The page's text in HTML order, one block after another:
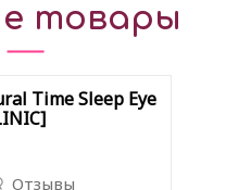
товары
Time Sleep Eye
Отзывы